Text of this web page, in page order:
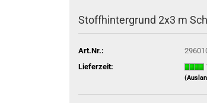
Stoffhintergrund 2x3 m
Art.Nr.:
Lieferzeit: